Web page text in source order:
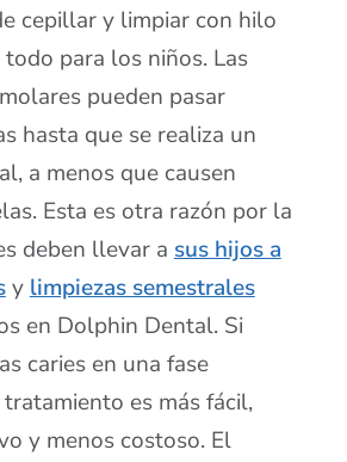
cepillar y limpiar con hilo
para los niños. Las
pueden pasar
hasta que se realiza un
a menos que causen
Esta es otra razón por la
deben llevar asus hijos a
ylimpiezas semestrales
en Dolphin Dental. Si
caries en una fase
es más fácil,
y menos costoso. El